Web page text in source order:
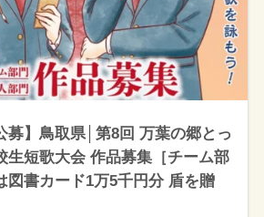
募】鳥取県│第8回 万葉の郷とっ
生短歌大会 作品募集［チーム部
図書カード1万5千円分 盾を贈